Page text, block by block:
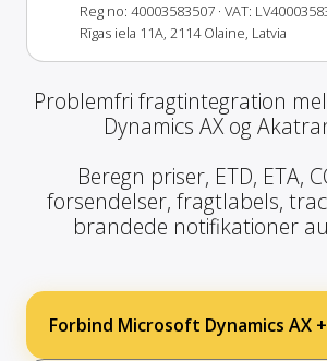
Reg no: 40003583507 · VAT:
Rīgas iela 11A, 2114 Olaine, Latvia
Problemfri fragtintegration
Dynamics AX og
Beregn priser, ETD, ETA,
forsendelser, fragtlabels,
brandede notifikationer
Forbind Microsoft Dynamics AX